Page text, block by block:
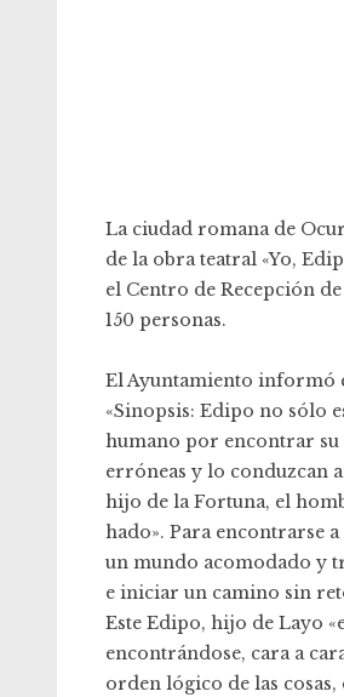
La ciudad romana de
de la obra teatral «Yo,
el Centro de Recepción
150 personas.
El Ayuntamiento informó
«Sinopsis: Edipo no sólo
humano por encontrar su
erróneas y lo conduzcan
hijo de la Fortuna, el
hado». Para encontrarse
un mundo acomodado y
e iniciar un camino sin
Este Edipo, hijo de Layo
encontrándose, cara a
orden lógico de las